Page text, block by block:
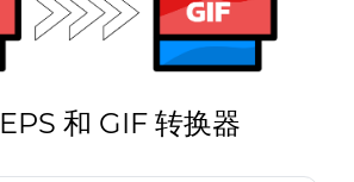
和 GIF 转换器